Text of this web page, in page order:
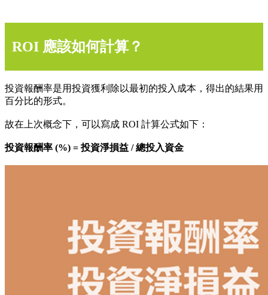
ROI 應該如何計算？
投資報酬率是用投資獲利除以最初的投入成本，得出的結果用
百分比的形式。
故在上次概念下，可以寫成 ROI 計算公式如下：
投資報酬率 (%) = 投資淨損益 / 總投入資金